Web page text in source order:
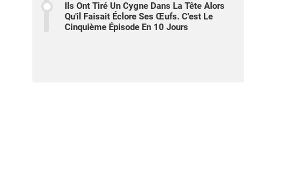
Ils Ont Tiré Un Cygne Dans La Tête Alors
Qu'il Faisait Éclore Ses Œufs. C'est Le
Cinquième Épisode En 10 Jours